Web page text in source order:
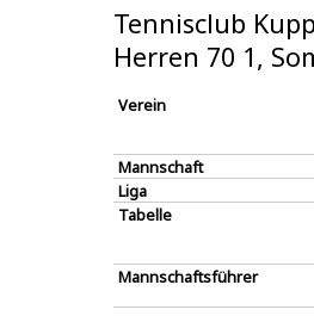
Tennisclub
Herren 70 1,
Verein
Mannschaft
Liga
Tabelle
Mannschaftsführer